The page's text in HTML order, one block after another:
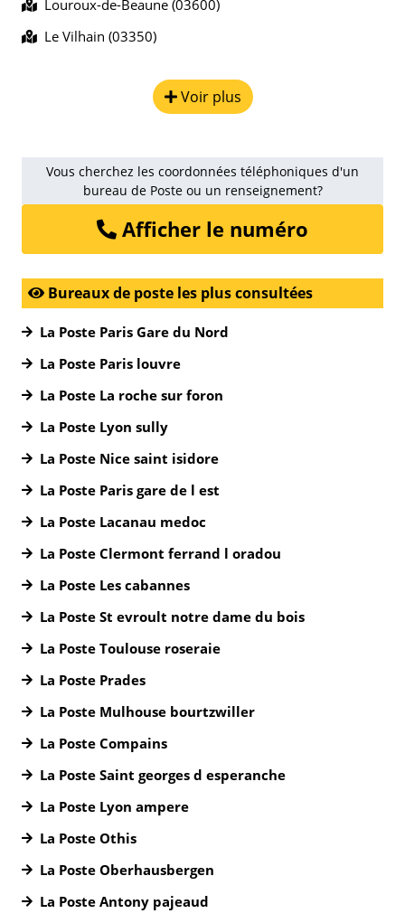
Louroux-de-Beaune (03600)
Le Vilhain (03350)
Voir plus
Vous cherchez les coordonnées téléphoniques d'un
bureau de Poste ou un renseignement?
Afficher le numéro
Bureaux de poste les plus consultées
La Poste Paris Gare du Nord
La Poste Paris louvre
La Poste La roche sur foron
La Poste Lyon sully
La Poste Nice saint isidore
La Poste Paris gare de l est
La Poste Lacanau medoc
La Poste Clermont ferrand l oradou
La Poste Les cabannes
La Poste St evroult notre dame du bois
La Poste Toulouse roseraie
La Poste Prades
La Poste Mulhouse bourtzwiller
La Poste Compains
La Poste Saint georges d esperanche
La Poste Lyon ampere
La Poste Othis
La Poste Oberhausbergen
La Poste Antony pajeaud